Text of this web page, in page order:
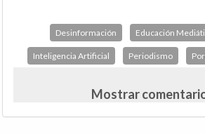
Desinformación Educación
Inteligencia Artificial Periodismo
Mostrar